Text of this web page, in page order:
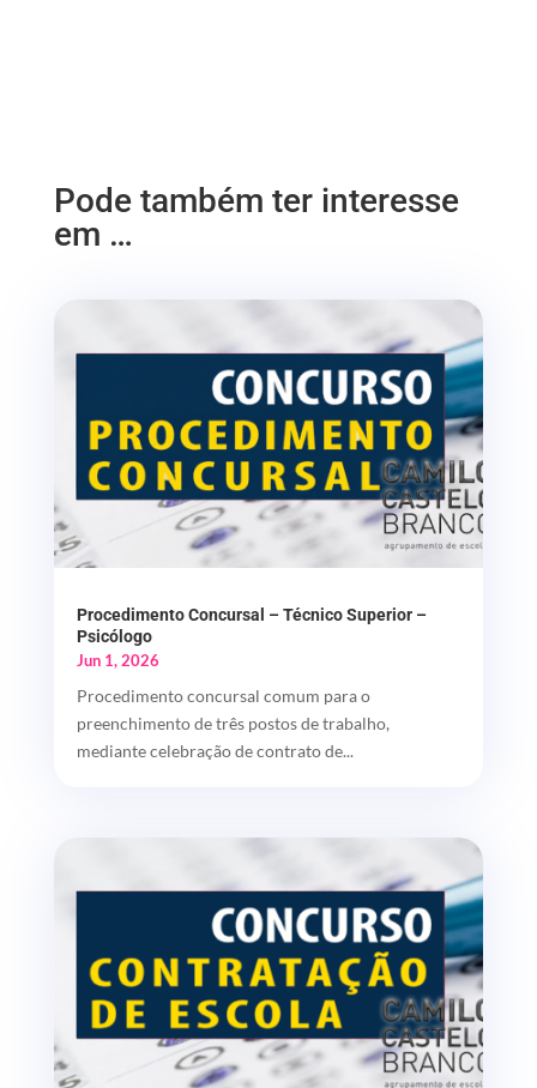
Pode também ter interesse
em …
Procedimento Concursal – Técnico Superior –
Psicólogo
Jun 1, 2026
Procedimento concursal comum para o
preenchimento de três postos de trabalho,
mediante celebração de contrato de...